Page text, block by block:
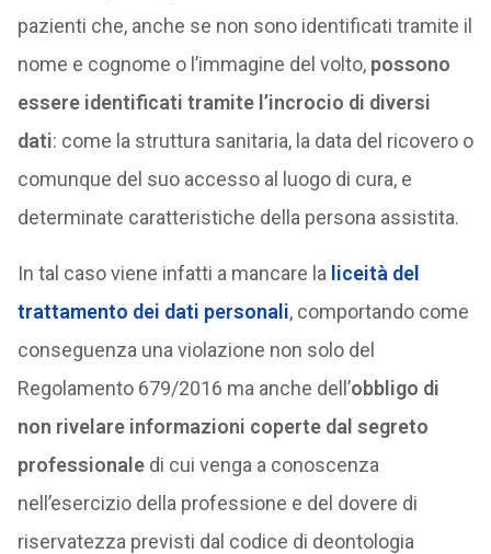
pazienti che, anche se non sono identificati tramite il
nome e cognome o l’immagine del volto, possono
essere identificati tramite l’incrocio di diversi
dati: come la struttura sanitaria, la data del ricovero o
comunque del suo accesso al luogo di cura, e
determinate caratteristiche della persona assistita.
In tal caso viene infatti a mancare la liceità del
trattamento dei dati personali, comportando come
conseguenza una violazione non solo del
Regolamento 679/2016 ma anche dell’obbligo di
non rivelare informazioni coperte dal segreto
professionaledi cui venga a conoscenza
nell’esercizio della professione e del dovere di
riservatezza previsti dal codice di deontologia